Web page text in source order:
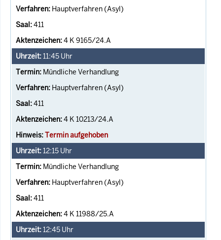
Hauptverfahren (Asyl)
411
4 K 9165/24.A
11:45 Uhr
Mündliche Verhandlung
Hauptverfahren (Asyl)
411
4 K 10213/24.A
Termin aufgehoben
12:15 Uhr
Mündliche Verhandlung
Hauptverfahren (Asyl)
411
4 K 11988/25.A
12:45 Uhr